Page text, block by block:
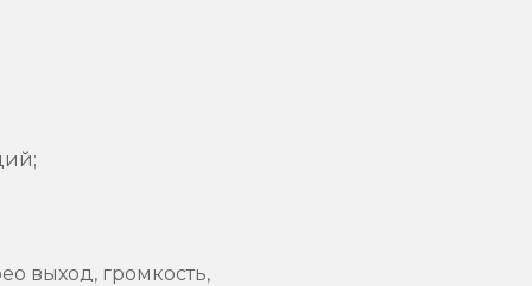
выход, громкость,